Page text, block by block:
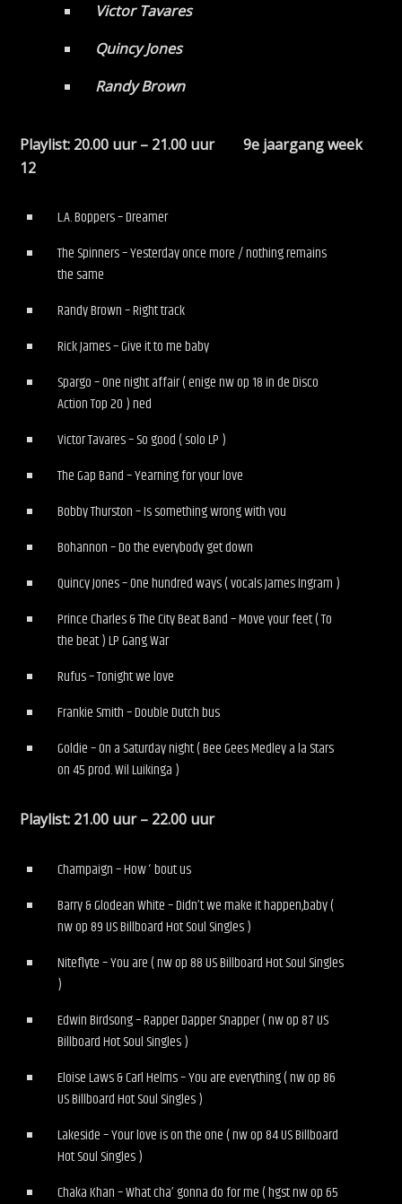
Victor Tavares
Quincy Jones
Randy Brown
Playlist: 20.00 uur – 21.00 uur 9e jaargang week
12
L.A. Boppers – Dreamer
The Spinners – Yesterday once more / nothing remains
the same
Randy Brown – Right track
Rick James – Give it to me baby
Spargo – One night affair ( enige nw op 18 in de Disco
Action Top 20 ) ned
Victor Tavares – So good ( solo LP )
The Gap Band – Yearning for your love
Bobby Thurston – Is something wrong with you
Bohannon – Do the everybody get down
Quincy Jones – One hundred ways ( vocals James Ingram )
Prince Charles & The City Beat Band – Move your feet ( To
the beat ) LP Gang War
Rufus – Tonight we love
Frankie Smith – Double Dutch bus
Goldie – On a Saturday night ( Bee Gees Medley a la Stars
on 45 prod. Wil Luikinga )
Playlist: 21.00 uur – 22.00 uur
Champaign – How ‘ bout us
Barry & Glodean White – Didn’t we make it happen,baby (
nw op 89 US Billboard Hot Soul Singles )
Niteflyte – You are ( nw op 88 US Billboard Hot Soul Singles
)
Edwin Birdsong – Rapper Dapper Snapper ( nw op 87 US
Billboard Hot Soul Singles )
Eloise Laws & Carl Helms – You are everything ( nw op 86
US Billboard Hot Soul Singles )
Lakeside – Your love is on the one ( nw op 84 US Billboard
Hot Soul Singles )
Chaka Khan – What cha’ gonna do for me ( hgst nw op 65